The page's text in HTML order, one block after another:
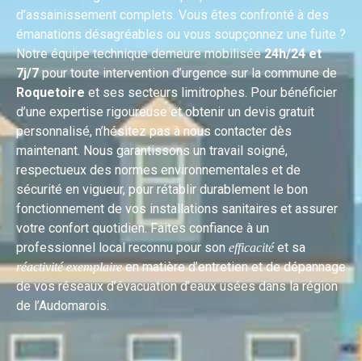
d’assainissement complets. Vous êtes confronté à des
émanations désagréables ou vous soupçonnez une fuite ?
Notre équipe technique demeure mobilisée24h/24 et
7j/7pour toute intervention d’urgence sur la commune de
Roquetoire et ses secteurs limitrophes. Pour bénéficier
d’une expertise rigoureuse et obtenir un devis gratuit
personnalisé, n’hésitez pas à nous contacter dès
maintenant. Nous garantissons un travail soigné,
respectueux des normes environnementales et de
sécurité en vigueur, pour rétablir durablement le bon
fonctionnement de vos installations sanitaires et assurer
votre confort quotidien. Faites confiance à un
professionnel local reconnu pour son efficacitéet sa
réactivité exemplaireen matière d’entretien et de dépannage
de vos réseaux d’évacuation d’eaux usées dans la région
de l’Audomarois.